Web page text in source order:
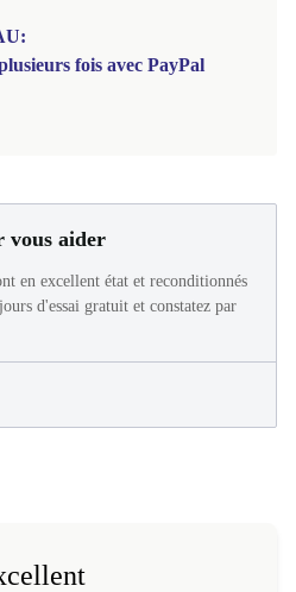
fois avec PayPal
vous aider
en excellent état et reconditionnés
d'essai gratuit et constatez par